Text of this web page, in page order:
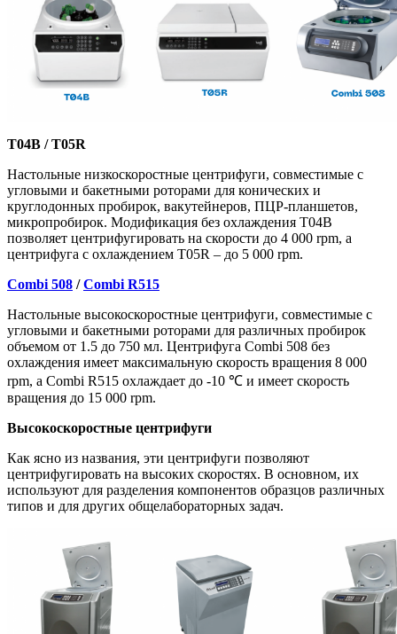
T04B / T05R
Настольные низкоскоростные центрифуги, совместимые с
угловыми и бакетными роторами для конических и
круглодонных пробирок, вакутейнеров, ПЦР-планшетов,
микропробирок. Модификация без охлаждения T04B
позволяет центрифугировать на скорости до 4 000 rpm, а
центрифуга с охлаждением T05R – до 5 000 rpm.
Combi 508 /Combi R515
Настольные высокоскоростные центрифуги, совместимые с
угловыми и бакетными роторами для различных пробирок
объемом от 1.5 до 750 мл. Центрифуга Combi 508 без
охлаждения имеет максимальную скорость вращения 8 000
rpm, а Combi R515 охлаждает до -10 ℃ и имеет скорость
вращения до 15 000 rpm.
Высокоскоростные центрифуги
Как ясно из названия, эти центрифуги позволяют
центрифугировать на высоких скоростях. В основном, их
используют для разделения компонентов образцов различных
типов и для других общелабораторных задач.